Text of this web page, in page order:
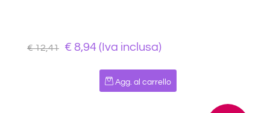
€ 12,41 € 8,94 (Iva inclusa)
Quantità
Agg. al carrello